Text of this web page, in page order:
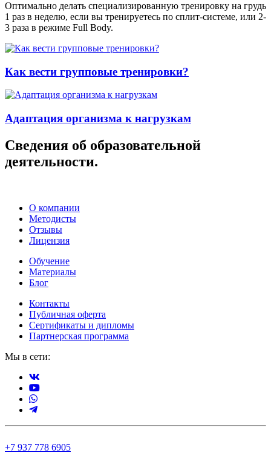
Оптимально делать специализированную тренировку на грудь
1 раз в неделю, если вы тренируетесь по сплит-системе, или 2-
3 раза в режиме Full Body.
Как вести групповые тренировки?
Адаптация организма к нагрузкам
Сведения об образовательной
деятельности.
О компании
Методисты
Отзывы
Лицензия
Обучение
Материалы
Блог
Контакты
Публичная оферта
Сертификаты и дипломы
Партнерская программа
Мы в сети:
+7 937 778 6905